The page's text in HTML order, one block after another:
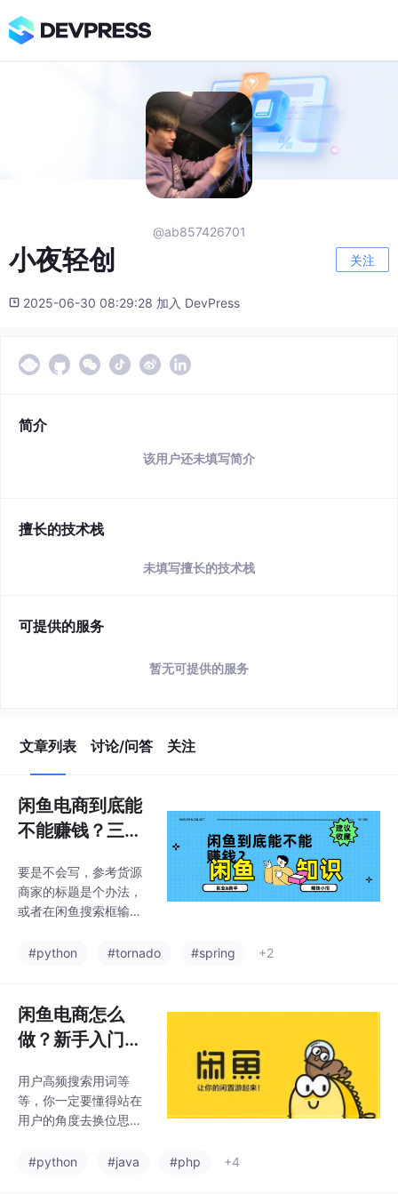
@ab857426701
小夜轻创 关注
2025-06-30 08:29:28 加入 DevPress
简介
该用户还未填写简介
擅长的技术栈
未填写擅长的技术栈
可提供的服务
暂无可提供的服务
文章列表 讨论/问答 关注
闲鱼电商到底能
不能赚钱？三年
要是不会写，参考货源
商家的标题是个办法，
或者在闲鱼搜索框输入
会弹出下拉菜单，里面
题就好啦。在我玩闲鱼
的这三年里啊，见过太
多人满怀憧憬地踏入这
溜溜地走了，能一直坚
持下来的真没几个。文
案也不能敷衍了事。就
的时候，满脑子都是自
#python #tornado #spring +2
闲鱼电商怎么
做？新手入门现
赚？
用户高频搜索用词等
等，你一定要懂得站在
用户的角度去换位思
么样会被吸引进来，打
#python #java #php +4